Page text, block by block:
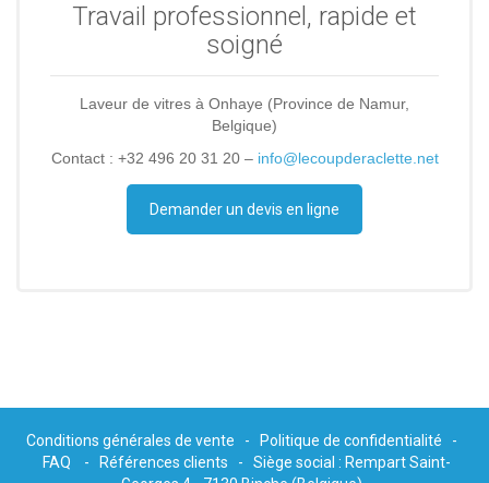
Travail professionnel, rapide et
soigné
Laveur de vitres à Onhaye (Province de Namur,
Belgique)
Contact : +32 496 20 31 20 – info@lecoupderaclette.net
Demander un devis en ligne
Conditions générales de vente - Politique de confidentialité -
FAQ - Références clients - Siège social : Rempart Saint-